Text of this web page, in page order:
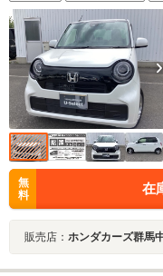
無
料
在
販売店： ホンダカーズ群馬